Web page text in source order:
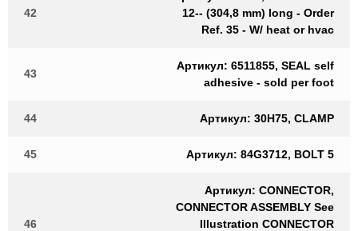
42
12-- (304,8 mm) long - Order
Ref. 35 - W/ heat or hvac
43
Артикул: 6511855, SEAL self
adhesive - sold per foot
44 Артикул: 30H75, CLAMP
45 Артикул: 84G3712, BOLT 5
46
Артикул: CONNECTOR,
CONNECTOR ASSEMBLY See
Illustration CONNECTOR